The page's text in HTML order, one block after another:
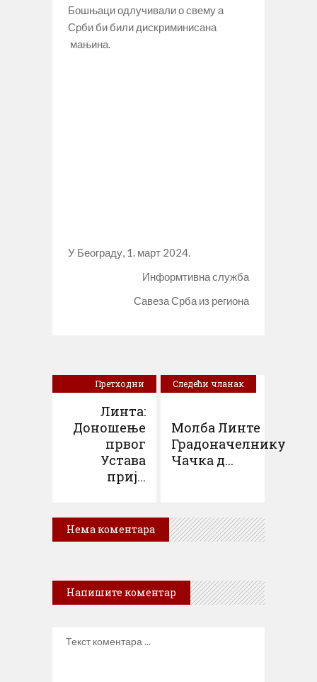
Бошњаци одлучивали о свему а
Срби би били дискриминисана
мањина.
У Београду, 1. март 2024.
Информтивна служба
Савеза Срба из региона
Претходни
Линта:
Доношење
првог
Устава
приј...
Следећи чланак
Молба Линте
Градоначелнику
Чачка д...
Нема коментара
Напишите коментар